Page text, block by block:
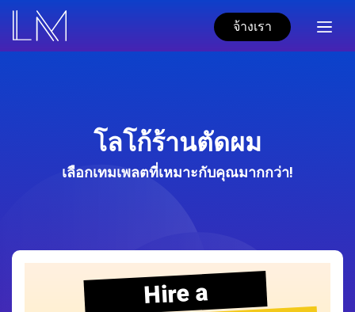
จ้างเรา
โลโก้ร้านตัดผม
เลือกเทมเพลตที่เหมาะกับคุณมากกว่า!
Hire a